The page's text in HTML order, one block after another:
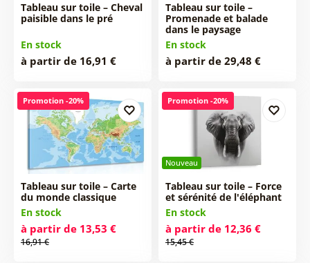
Tableau sur toile – Cheval
paisible dans le pré
En stock
à partir de 16,91 €
Tableau sur toile –
Promenade et balade
dans le paysage
En stock
à partir de 29,48 €
Promotion -20%
Tableau sur toile – Carte
du monde classique
En stock
à partir de 13,53 €
16,91 €
Nouveau
Promotion -20%
Tableau sur toile – Force
et sérénité de l'éléphant
En stock
à partir de 12,36 €
15,45 €